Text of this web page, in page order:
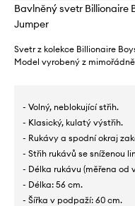
Bavlněný svetr Billionaire
Jumper
Svetr z kolekce Billionaire
Model vyrobený z
- Volný, neblokující střih.
- Klasický, kulatý výstřih.
- Rukávy a spodní okraj
- Střih rukávů se sníženou
- Délka rukávu (měřena od
- Délka: 56 cm.
- Šířka v podpaží: 60 cm.